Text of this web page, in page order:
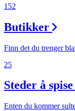
Finn frem
Personal Shopper
152
Butikker
Finn det du trenger
25
Steder å
Enten du kommer